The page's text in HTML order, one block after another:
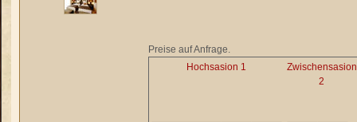
Preise auf Anfrage.
Hochsasion 1
Zwischensasion
2